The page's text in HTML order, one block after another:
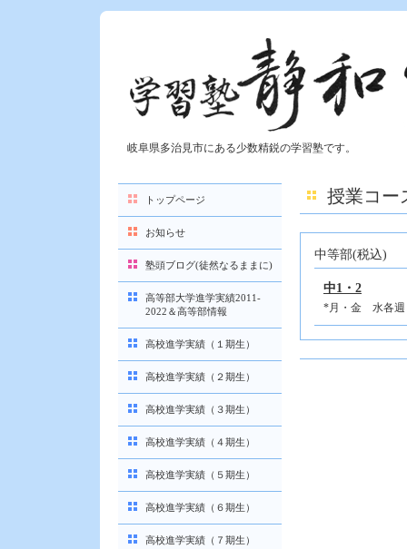
岐阜県多治見市にある少数精鋭の学習塾です。
授業コー
中等部(税込)
中1・2
*月・金 水各週
トップページ
お知らせ
塾頭ブログ(徒然なるままに)
高等部大学進学実績2011-
2022＆高等部情報
高校進学実績（１期生）
高校進学実績（２期生）
高校進学実績（３期生）
高校進学実績（４期生）
高校進学実績（５期生）
高校進学実績（６期生）
高校進学実績（７期生）